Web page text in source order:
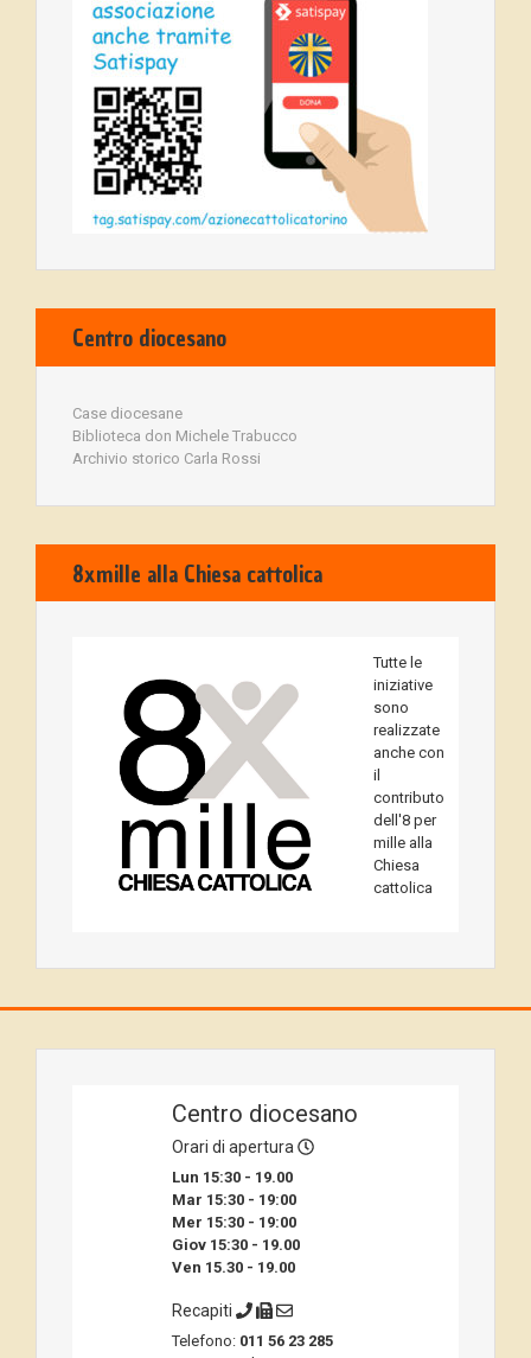
Centro diocesano
Case diocesane
Biblioteca don Michele Trabucco
Archivio storico Carla Rossi
8xmille alla Chiesa cattolica
Tutte le
iniziative
sono
realizzate
anche con
il
contributo
dell'8 per
mille alla
Chiesa
cattolica
Centro diocesano
Orari di apertura
Lun 15:30 - 19.00
Mar 15:30 - 19:00
Mer 15:30 - 19:00
Giov 15:30 - 19.00
Ven 15.30 - 19.00
Recapiti
Telefono: 011 56 23 285